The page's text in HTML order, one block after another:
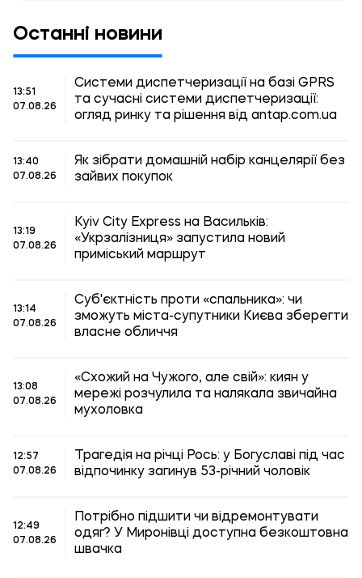
Останні новини
13:51
07.08.26
Системи диспетчеризації на базі GPRS
та сучасні системи диспетчеризації:
огляд ринку та рішення від antap.com.ua
13:40
07.08.26
Як зібрати домашній набір канцелярії без
зайвих покупок
13:19
07.08.26
Kyiv City Express на Васильків:
«Укрзалізниця» запустила новий
приміський маршрут
13:14
07.08.26
Суб'єктність проти «спальника»: чи
зможуть міста-супутники Києва зберегти
власне обличчя
13:08
07.08.26
«Схожий на Чужого, але свій»: киян у
мережі розчулила та налякала звичайна
мухоловка
12:57
07.08.26
Трагедія на річці Рось: у Богуславі під час
відпочинку загинув 53-річний чоловік
12:49
07.08.26
Потрібно підшити чи відремонтувати
одяг? У Миронівці доступна безкоштовна
швачка